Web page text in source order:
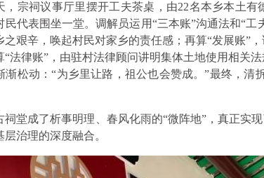
，宗祠议事厅里摆开工夫茶桌，由22名本乡本土
民代表围坐一堂。调解员运用“三本账”沟通法和“
之艰辛，唤起村民对家乡的责任感；再算“发展账”
“法律账”，由驻村法律顾问讲明集体土地使用相关
渐松动：“为乡里让路，祖公也会赞成。”最终，清
祠堂成了析事明理、春风化雨的“微阵地”，真正实
治理的深度融合。